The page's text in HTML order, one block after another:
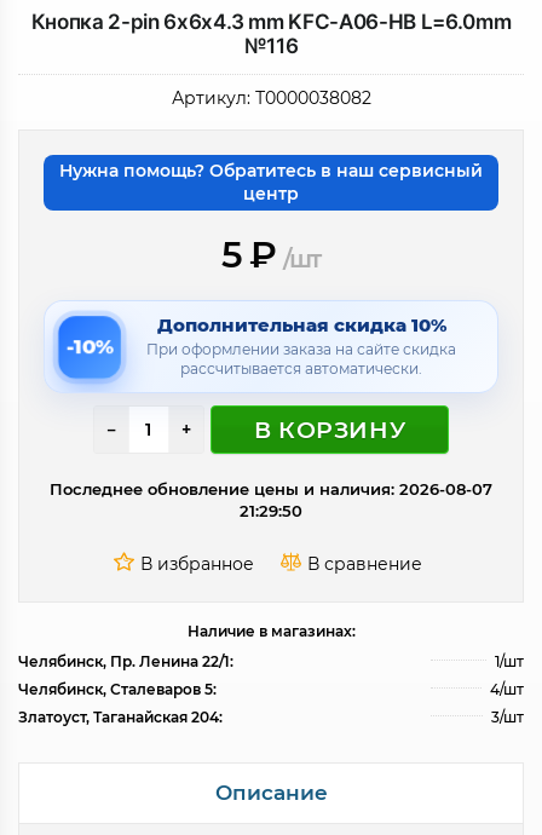
Кнопка 2-pin 6x6x4.3 mm KFC-A06-HB L=6.0mm
№116
Артикул: Т0000038082
Нужна помощь? Обратитесь в наш сервисный
центр
5₽ /шт
-10%
Дополнительная скидка 10%
При оформлении заказа на сайте скидка
рассчитывается автоматически.
− + В КОРЗИНУ
Последнее обновление цены и наличия: 2026-08-07
21:29:50
Наличие в магазинах:
Челябинск, Пр. Ленина 22/1:
1/шт
Челябинск, Сталеваров 5:
4/шт
Златоуст, Таганайская 204:
3/шт
Описание